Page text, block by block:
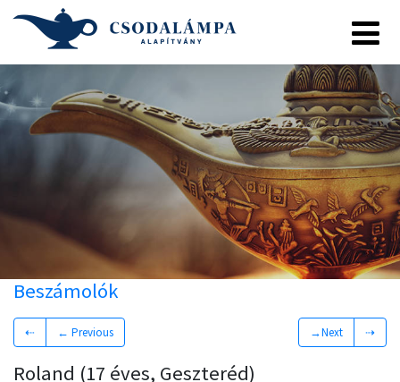
Beszámolók
⇠ ← Previous →Next ⇢
Roland (17 éves, Geszteréd)